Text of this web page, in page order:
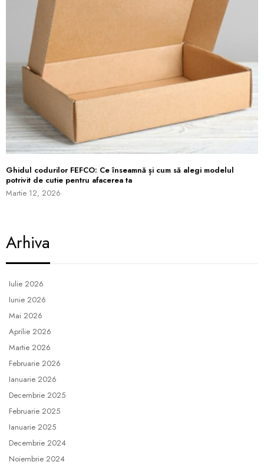
Ghidul codurilor FEFCO: Ce înseamnă și cum să alegi modelul
potrivit de cutie pentru afacerea ta
Martie 12, 2026
Arhiva
Iulie 2026
Iunie 2026
Mai 2026
Aprilie 2026
Martie 2026
Februarie 2026
Ianuarie 2026
Decembrie 2025
Februarie 2025
Ianuarie 2025
Decembrie 2024
Noiembrie 2024